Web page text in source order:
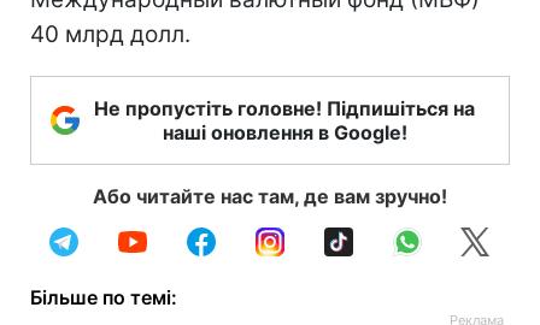
40 млрд долл.
Не пропустіть головне! Підпишіться на
наші оновлення в Google!
Або читайте нас там, де вам зручно!
Більше по темі: